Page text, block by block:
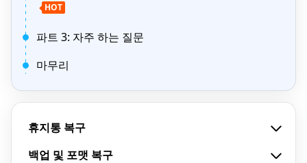
HOT
파트 3: 자주 하는 질문
마무리
휴지통 복구
백업 및 포맷 복구